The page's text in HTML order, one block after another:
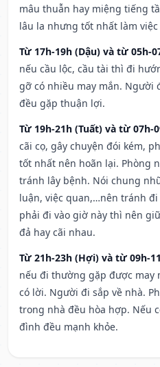
mâu thuẫn hay miệng tiếng
lâu la nhưng tốt nhất làm
Từ 17h-19h (Dậu) và từ 05h-
nếu cầu lộc, cầu tài thì đi
gỡ có nhiều may mắn. Người
đều gặp thuận lợi.
Từ 19h-21h (Tuất) và từ 07h-
cãi cọ, gây chuyện đói kém,
tốt nhất nên hoãn lại. Phòng
tránh lây bệnh. Nói chung
luận, việc quan,…nên tránh
phải đi vào giờ này thì nên
đả hay cãi nhau.
Từ 21h-23h (Hợi) và từ 09h-
nếu đi thường gặp được may
có lời. Người đi sắp về nhà.
trong nhà đều hòa hợp. Nếu
đình đều mạnh khỏe.